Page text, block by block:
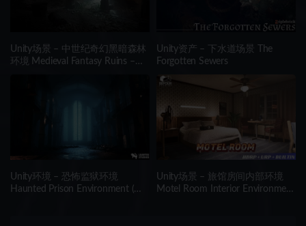
Unity场景 – 中世纪奇幻黑暗森林
环境 Medieval Fantasy Ruins –
Unity资产 – 下水道场景 The
Forgotten Sewers
Unity环境 – 恐怖监狱环境
Haunted Prison Environment (
Unity场景 – 旅馆房间内部环境
Motel Room Interior Environment